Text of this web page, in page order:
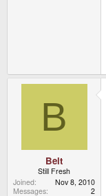
B
Belt
Still Fresh
Joined
Nov 8, 2010
Messages
2